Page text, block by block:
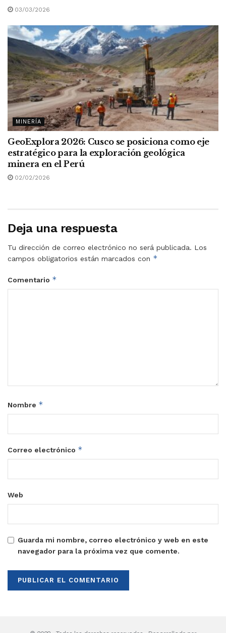
03/03/2026
MINERÍA
GeoExplora 2026: Cusco se posiciona como eje
estratégico para la exploración geológica
minera en el Perú
02/02/2026
Deja una respuesta
Tu dirección de correo electrónico no será publicada. Los
campos obligatorios están marcados con *
Comentario *
Nombre *
Correo electrónico *
Web
Guarda mi nombre, correo electrónico y web en este
navegador para la próxima vez que comente.